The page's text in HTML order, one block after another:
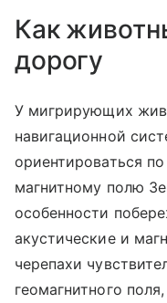
Как
дорогу
У мигрирующих
навигационной
ориентироваться
магнитному полю
особенности
акустические и
черепахи
геомагнитного